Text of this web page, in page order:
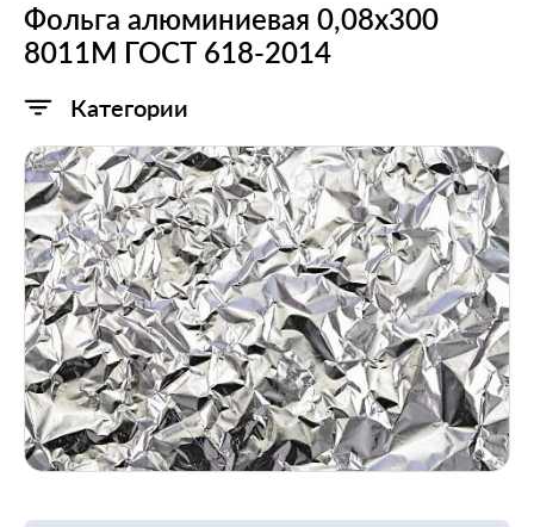
Фольга алюминиевая 0,08х300
8011М ГОСТ 618-2014
Категории